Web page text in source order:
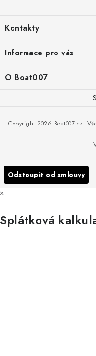
p
a
Kontakty
+420 775 473 808
PŘÍJEM/VÝDEJ/SERVIS
Informace pro vás
Obchodní podmínky
Podmínky ochrany osobních
O Boat007
Všechny značky
Copyright 2026 Boat007.cz.
Odstoupit od smlouvy
×
Splátková